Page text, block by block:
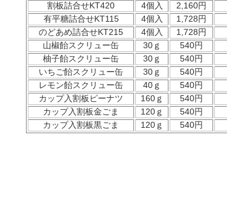
割板詰合せKT420
4個入 2,160円
有平糖詰合せKT115
4個入 1,728円
のどあめ詰合せKT215
4個入 1,728円
山椒飴スクリュー缶
30ｇ 540円
柚子飴スクリュー缶
30ｇ 540円
いちご飴スクリュー缶
30ｇ 540円
レモン飴スクリュー缶
40ｇ 540円
カップ入割板ピーナツ
160ｇ 540円
カップ入割板金ごま
120ｇ 540円
カップ入割板黒ごま
120ｇ 540円